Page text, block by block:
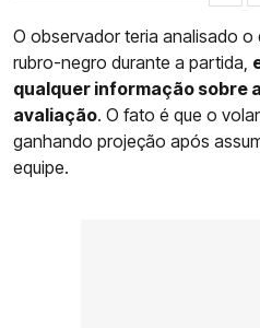
O observador teria analisado
rubro-negro durante a partida,
qualquer informação sobre
avaliação. O fato é que o
ganhando projeção após
equipe.